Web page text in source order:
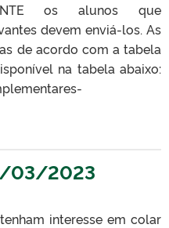
os alunos que
devem enviá-los. As
de acordo com a tabela
na tabela abaixo:
03/2023
interesse em colar